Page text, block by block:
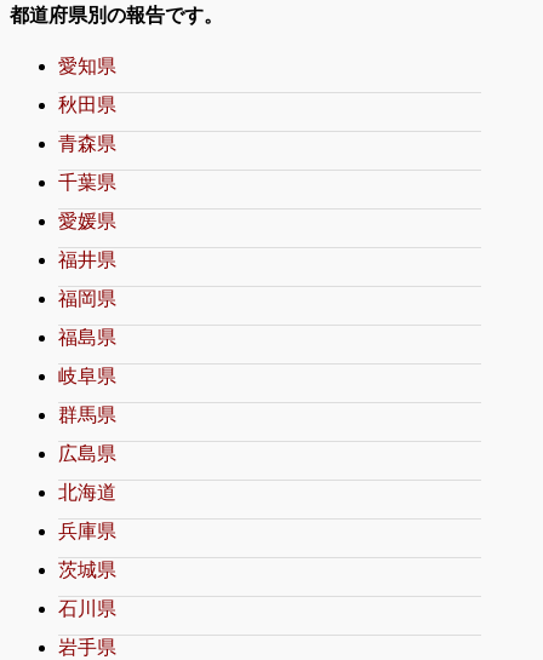
都道府県別の報告です。
愛知県
秋田県
青森県
千葉県
愛媛県
福井県
福岡県
福島県
岐阜県
群馬県
広島県
北海道
兵庫県
茨城県
石川県
岩手県